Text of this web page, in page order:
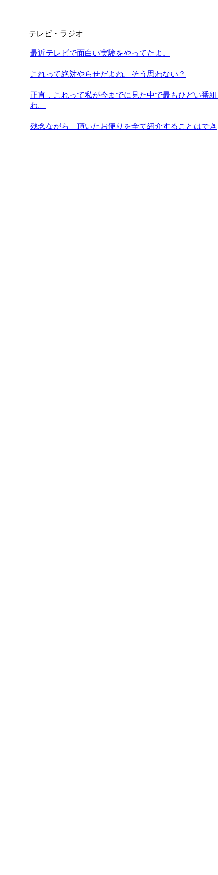
テレビ・ラジオ
最近テレビで面白い実験をやってたよ。
これって絶対やらせだよね。そう思わない？
正直，これって私が今までに見た中で最もひどい番
わ。
残念ながら，頂いたお便りを全て紹介することはでき